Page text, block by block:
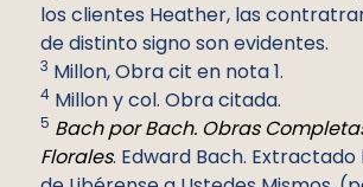
los clientes Heather, las
de distinto signo son evidentes.
3 Millon, Obra cit en nota 1.
4 Millon y col. Obra citada.
5 Bach por Bach. Obras
Florales. Edward Bach.